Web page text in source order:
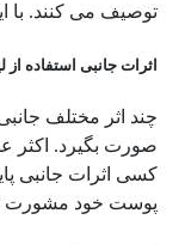
توصیف می کنند. با
اثرات جانبی استفاده
چند اثر مختلف
صورت بگیرد. اکثر
کسی اثرات جانبی
پوست خود مشورت